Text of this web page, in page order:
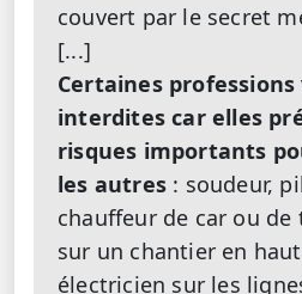
couvert par le secret
[...]
Certaines
interdites car elles
risques importants
les autres : soudeur,
chauffeur de car ou
sur un chantier en
électricien sur les